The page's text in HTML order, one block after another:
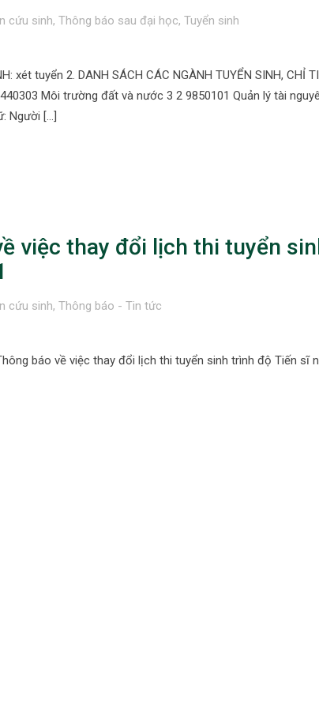
cứu sinh, Thông báo sau đại học, Tuyển sinh
xét tuyển 2. DANH SÁCH CÁC NGÀNH TUYỂN SINH, CHỈ
Môi trường đất và nước 3 2 9850101 Quản lý tài
Người […]
việc thay đổi lịch thi tuyển
cứu sinh, Thông báo - Tin tức
báo về việc thay đổi lịch thi tuyển sinh trình độ Tiến sĩ